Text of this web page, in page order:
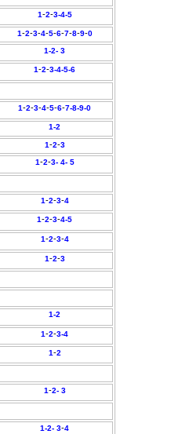
1-2-3-4-5
1-2-3-4-5-6-7-8-9-0
1-2- 3
1-2-3-4-5-6
1-2-3-4-5-6-7-8-9-0
1-2
1-2-3
1-2-3- 4- 5
1-2-3-4
1-2-3-4-5
1-2-3-4
1-2-3
1-2
1-2-3-4
1-2
1-2- 3
1-2- 3-4